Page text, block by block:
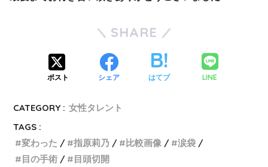
SHARE
ポスト シェア はてブ LINE
CATEGORY : 女性タレント
TAGS :
変わった
指原莉乃 比較画像
涙袋
目の手術
目頭切開